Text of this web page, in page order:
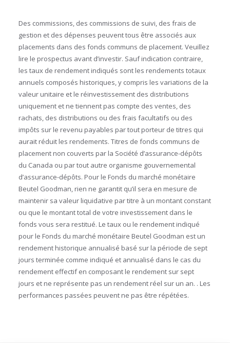
Des commissions, des commissions de suivi, des frais de
gestion et des dépenses peuvent tous être associés aux
placements dans des fonds communs de placement. Veuillez
lire le prospectus avant d’investir. Sauf indication contraire,
les taux de rendement indiqués sont les rendements totaux
annuels composés historiques, y compris les variations de la
valeur unitaire et le réinvestissement des distributions
uniquement et ne tiennent pas compte des ventes, des
rachats, des distributions ou des frais facultatifs ou des
impôts sur le revenu payables par tout porteur de titres qui
aurait réduit les rendements. Titres de fonds communs de
placement non couverts par la Société d’assurance-dépôts
du Canada ou par tout autre organisme gouvernemental
d’assurance-dépôts. Pour le Fonds du marché monétaire
Beutel Goodman, rien ne garantit qu’il sera en mesure de
maintenir sa valeur liquidative par titre à un montant constant
ou que le montant total de votre investissement dans le
fonds vous sera restitué. Le taux ou le rendement indiqué
pour le Fonds du marché monétaire Beutel Goodman est un
rendement historique annualisé basé sur la période de sept
jours terminée comme indiqué et annualisé dans le cas du
rendement effectif en composant le rendement sur sept
jours et ne représente pas un rendement réel sur un an. . Les
performances passées peuvent ne pas être répétées.